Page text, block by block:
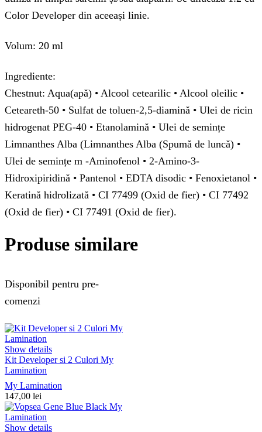
Color Developer din aceeași linie.
Volum: 20 ml
Ingrediente:
Chestnut: Aqua(apă) • Alcool cetearilic • Alcool oleilic •
Ceteareth-50 • Sulfat de toluen-2,5-diamină • Ulei de ricin
hidrogenat PEG-40 • Etanolamină • Ulei de semințe
Limnanthes Alba (Limnanthes Alba (Spumă de luncă) •
Ulei de semințe m -Aminofenol • 2-Amino-3-
Hidroxipiridină • Pantenol • EDTA disodic • Fenoxietanol •
Keratină hidrolizată • CI 77499 (Oxid de fier) ​​• CI 77492
(Oxid de fier) ​​• CI 77491 (Oxid de fier).
Produse similare
Disponibil pentru pre-
comenzi
Show details
Kit Developer si 2 Culori My
Lamination
My Lamination
147,00 lei
Show details